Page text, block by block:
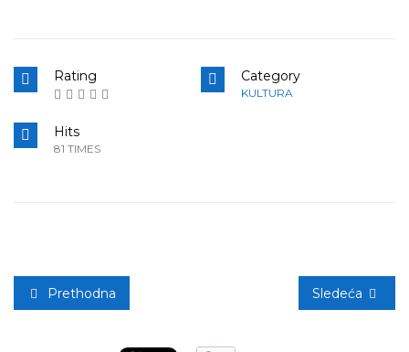
Rating Category
KULTURA
Hits
81 TIMES
Prethodna Sledeća